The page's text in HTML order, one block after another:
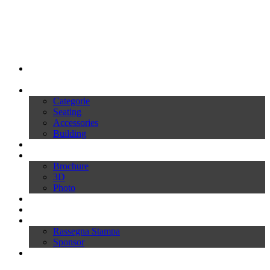
Categorie
Seating
Accessories
Building
Brochure
3D
Photo
Rassegna Stampa
Sponsor